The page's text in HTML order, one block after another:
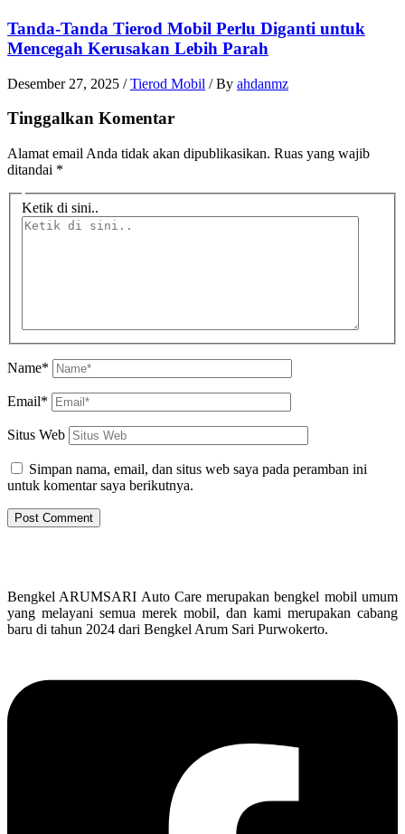
Tanda-Tanda Tierod Mobil Perlu Diganti untuk
Mencegah Kerusakan Lebih Parah
Desember 27, 2025 /Tierod Mobil / By ahdanmz
Tinggalkan Komentar
Alamat email Anda tidak akan dipublikasikan. Ruas yang wajib
ditandai *
Ketik di sini..
Name*
Email*
Situs Web
Simpan nama, email, dan situs web saya pada peramban ini
untuk komentar saya berikutnya.
Bengkel ARUMSARI Auto Care merupakan bengkel mobil umum
yang melayani semua merek mobil, dan kami merupakan cabang
baru di tahun 2024 dari Bengkel Arum Sari Purwokerto.